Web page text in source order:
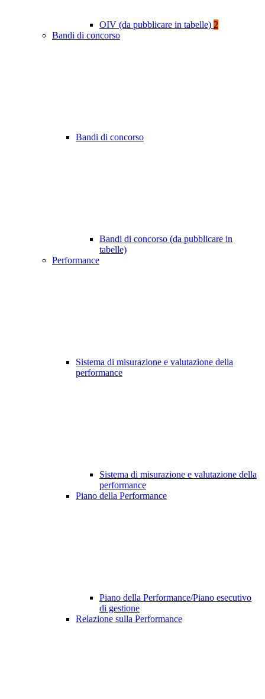
OIV (da pubblicare in tabelle) 2
Bandi di concorso
Bandi di concorso
Bandi di concorso (da pubblicare in
tabelle)
Performance
Sistema di misurazione e valutazione della
performance
Sistema di misurazione e valutazione della
performance
Piano della Performance
Piano della Performance/Piano esecutivo
di gestione
Relazione sulla Performance